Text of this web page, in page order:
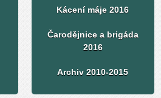
Kácení máje 2016
Čarodějnice a brigáda
2016
Archiv 2010-2015